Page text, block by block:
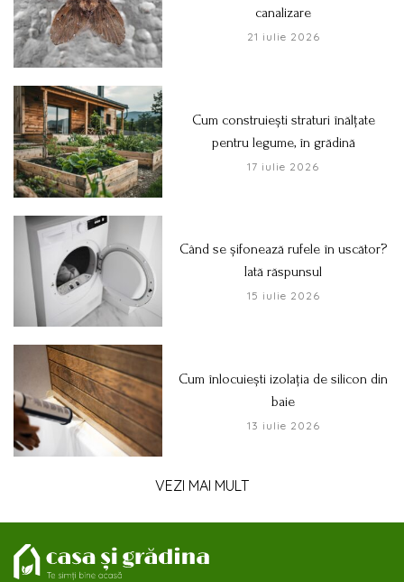
canalizare
21 iulie 2026
Cum construiești straturi înălțate
pentru legume, în grădină
17 iulie 2026
Când se șifonează rufele în uscător?
Iată răspunsul
15 iulie 2026
Cum înlocuiești izolația de silicon din
baie
13 iulie 2026
VEZI MAI MULT